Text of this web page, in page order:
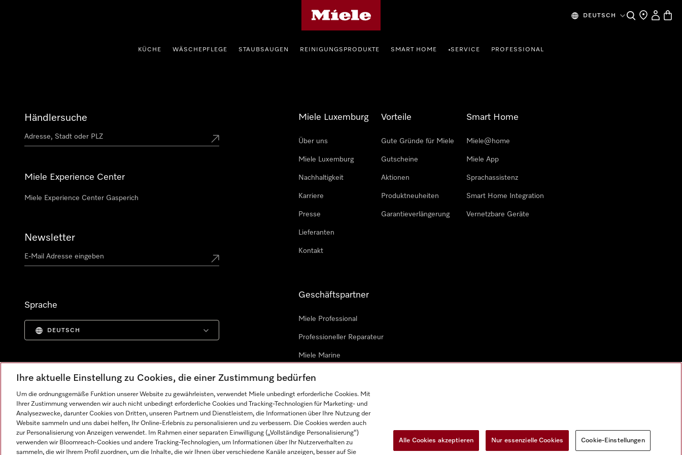
DEUTSCH SucheHändlersuche
KÜCHE WÄSCHEPFLEGE STAUBSAUGEN REINIGUNGSPRODUKTE SMART HOME •SERVICE PROFESSIONAL
Händlersuche
Miele Experience Center
Miele Experience Center Gasperich
Newsletter
Sprache
DEUTSCH
Miele Luxemburg
Über uns
Miele Luxemburg
Nachhaltigkeit
Karriere
Presse
Lieferanten
Kontakt
Vorteile
Gute Gründe für Miele
Gutscheine
Aktionen
Produktneuheiten
Garantieverlängerung
Smart Home
Miele@home
Miele App
Sprachassistenz
Smart Home Integration
Vernetzbare Geräte
Geschäftspartner
Miele Professional
Professioneller Reparateur
Miele Marine
Architekten & Bauträger
Impressum AGB Datenschutz Nutzungsbedingungen Barrièrefreiheetserklärung Gesetzen über digitale Dienste Widerrufsformular Cookie-Einstellungen
Ihre aktuelle Einstellung zu Cookies, die einer Zustimmung bedürfen
Um die ordnungsgemäße Funktion unserer Website zu gewährleisten, verwendet Miele unbedingt erforderliche Cookies. Mit
Ihrer Zustimmung verwenden wir auch nicht unbedingt erforderliche Cookies und Tracking-Technologien für Marketing- und
Analysezwecke, darunter Cookies von Dritten, unseren Partnern und Dienstleistern, die Informationen über Ihre Nutzung der
Website sammeln und uns dabei helfen, Ihr Online-Erlebnis zu personalisieren und zu verbessern. Die Cookies werden auch
zur Personalisierung von Anzeigen verwendet. Im Rahmen einer separaten Einwilligung („Vollständige Personalisierung“)
verwenden wir Bloomreach-Cookies und andere Tracking-Technologien, um Informationen über Ihr Nutzerverhalten zu
sammeln, die wir Ihrem Profil zuordnen, um die Inhalte, die wir Ihnen über verschiedene Kanäle anzeigen, besser auf Sie
Alle Cookies akzeptieren Nur essenzielle Cookies Cookie-Einstellungen